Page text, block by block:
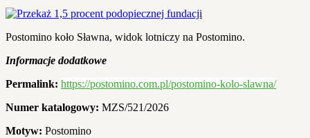
Postomino koło Sławna, widok lotniczy na Postomino.
Informacje dodatkowe
Permalink: https://postomino.com.pl/postomino-kolo-slawna/
Numer katalogowy: MZS/521/2026
Motyw: Postomino